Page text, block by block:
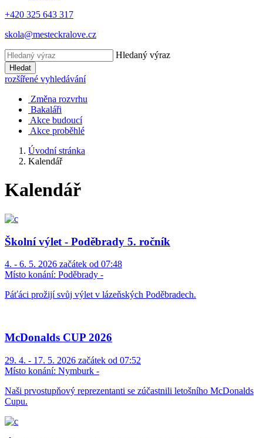
+420 325 643 317
skola@mesteckralove.cz
Hledaný výraz
Hledat
rozšířené vyhledávání
Změna rozvrhu
Bakaláři
Akce budoucí
Akce proběhlé
Úvodní stránka
Kalendář
Kalendář
Školní výlet - Poděbrady 5. ročník
4. - 6. 5. 2026 začátek od 07:48
Místo konání: Poděbrady -
Páťáci prožijí svůj výlet v lázeňských Poděbradech.
McDonalds CUP 2026
29. 4. - 17. 5. 2026 začátek od 07:52
Místo konání: Nymburk -
Naši prvostupňový reprezentanti se zúčastnili letošního McDonalds
Cupu.